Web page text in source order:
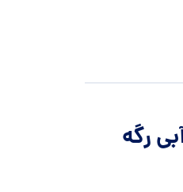
رگه